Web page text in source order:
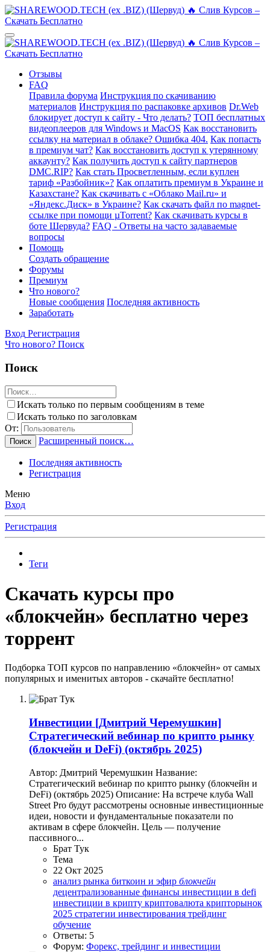
Отзывы
FAQ
Правила форума Инструкция по скачиванию
материалов Инструкция по распаковке архивов Dr.Web
блокирует доступ к сайту - Что делать? ТОП бесплатных
видеоплееров для Windows и MacOS Как восстановить
ссылку на материал в облаке? Ошибка 404. Как попасть
в премиум чат? Как восстановить доступ к утерянному
аккаунту? Как получить доступ к сайту партнеров
DMC.RIP? Как стать Просветленным, если куплен
тариф «Разбойник»? Как оплатить премиум в Украине и
Казахстане? Как скачивать с «Облако Mail.ru» и
«Яндекс.Диск» в Украине? Как скачать файл по magnet-
ссылке при помощи µTorrent? Как скачивать курсы в
боте Шервуда? FAQ - Ответы на часто задаваемые
вопросы
Помощь
Создать обращение
Форумы
Премиум
Что нового?
Новые сообщения Последняя активность
Заработать
Вход Регистрация
Что нового? Поиск
Поиск
Искать только по первым сообщениям в теме
Искать только по заголовкам
От:
Поиск Расширенный поиск…
Последняя активность
Регистрация
Меню
Вход
Регистрация
Теги
Скачать курсы про
«блокчейн» бесплатно через
торрент
Подборка ТОП курсов по направлению «блокчейн» от самых
популярных и именитых авторов - скачайте бесплатно!
Инвестиции [Дмитрий Черемушкин]
Стратегический вебинар по крипто рынку
(блокчейн и DeFi) (октябрь 2025)
Автор: Дмитрий Черемушкин Название:
Стратегический вебинар по крипто рынку (блокчейн и
DeFi) (октябрь 2025) Описание: На встрече клуба Wall
Street Pro будут рассмотрены основные инвестиционные
идеи, новости и фундаментальные показатели по
активам в сфере блокчейн. Цель — получение
пассивного...
Брат Тук
Тема
22 Окт 2025
анализ рынка биткоин и эфир блокчейн
децентрализованные финансы инвестиции в defi
инвестиции в крипту криптовалюта крипторынок
2025 стратегии инвестирования трейдинг
обучение
Ответы: 5
Форум: Форекс, трейдинг и инвестиции